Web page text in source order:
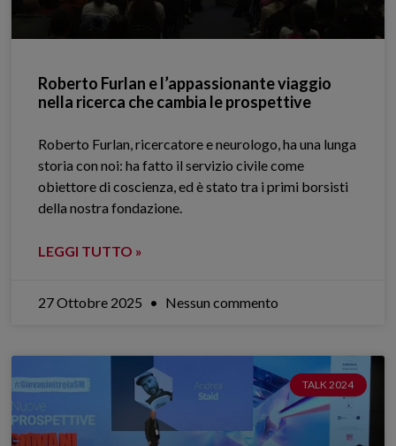
Roberto Furlan e l’appassionante viaggio
nella ricerca che cambia le prospettive
Roberto Furlan, ricercatore e neurologo, ha una lunga
storia con noi: ha fatto il servizio civile come
obiettore di coscienza, ed è stato tra i primi borsisti
della nostra fondazione.
LEGGI TUTTO »
27 Ottobre 2025 Nessun commento
TALK 2024